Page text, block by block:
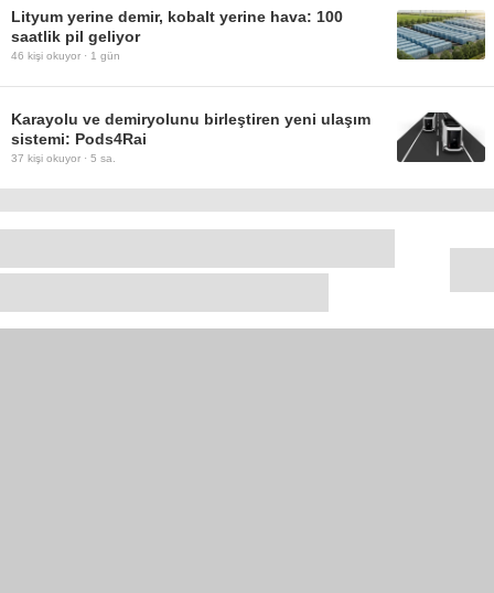
Lityum yerine demir, kobalt yerine hava: 100
saatlik pil geliyor
46 kişi okuyor · 1 gün
Karayolu ve demiryolunu birleştiren yeni ulaşım
sistemi: Pods4Rai
37 kişi okuyor · 5 sa.